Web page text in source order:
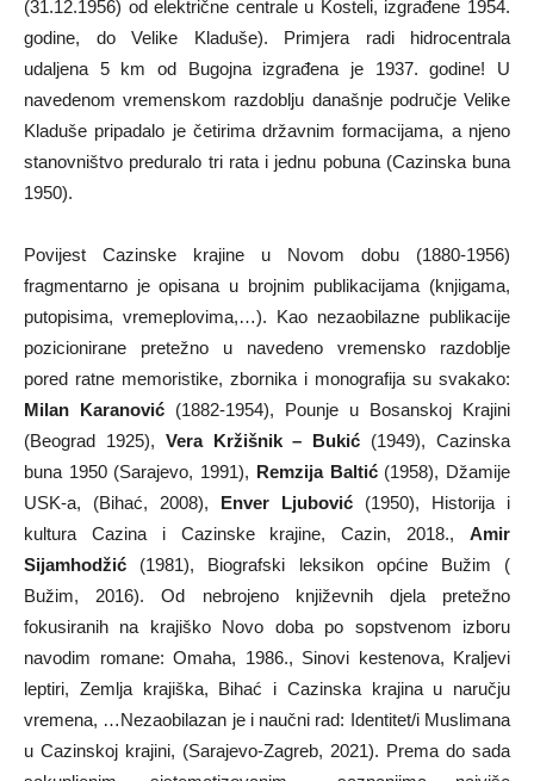
(31.12.1956) od električne centrale u Kosteli, izgrađene 1954.
godine, do Velike Kladuše). Primjera radi hidrocentrala
udaljena 5 km od Bugojna izgrađena je 1937. godine! U
navedenom vremenskom razdoblju današnje područje Velike
Kladuše pripadalo je četirima državnim formacijama, a njeno
stanovništvo preduralo tri rata i jednu pobuna (Cazinska buna
1950).
Povijest Cazinske krajine u Novom dobu (1880-1956)
fragmentarno je opisana u brojnim publikacijama (knjigama,
putopisima, vremeplovima,…). Kao nezaobilazne publikacije
pozicionirane pretežno u navedeno vremensko razdoblje
pored ratne memoristike, zbornika i monografija su svakako:
Milan Karanović (1882-1954), Pounje u Bosanskoj Krajini
(Beograd 1925), Vera Kržišnik – Bukić (1949), Cazinska
buna 1950 (Sarajevo, 1991), Remzija Baltić(1958), Džamije
USK-a, (Bihać, 2008), Enver Ljubović (1950), Historija i
kultura Cazina i Cazinske krajine, Cazin, 2018., Amir
Sijamhodžić (1981), Biografski leksikon općine Bužim (
Bužim, 2016). Od nebrojeno književnih djela pretežno
fokusiranih na krajiško Novo doba po sopstvenom izboru
navodim romane: Omaha, 1986., Sinovi kestenova, Kraljevi
leptiri, Zemlja krajiška, Bihać i Cazinska krajina u naručju
vremena, …Nezaobilazan je i naučni rad: Identitet/i Muslimana
u Cazinskoj krajini, (Sarajevo-Zagreb, 2021). Prema do sada